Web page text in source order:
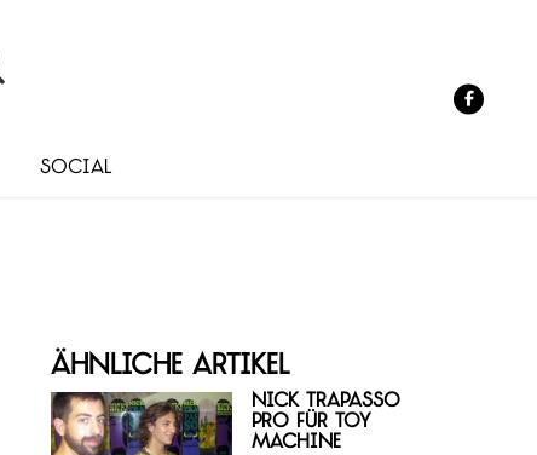
Social
Ähnliche Artikel
Nick Trapasso
Pro für Toy
Machine